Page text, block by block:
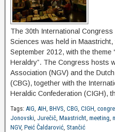
The 30th International
Sciences was held in
September 2012, with the theme
Heraldry”. The Congress hosts
Association (NGV) and the
(CBG), together with the
Heraldic Confederation (CIGH),
Tags: AIG, AIH, BHVS, CBG, CIGH,
Jonovski, Jurečič, Maastricht, meeting,
NGV, Peić Čaldarović, Stančić